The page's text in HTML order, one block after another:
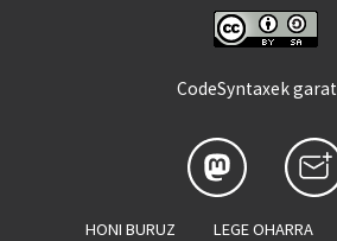
CodeSyntaxek
HONI BURUZ LEGE OHARRA